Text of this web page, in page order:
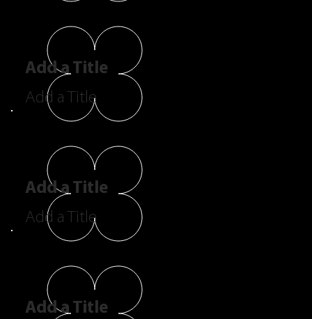
Add a Title
Add a Title
Add a Title
Add a Title
Add a Title